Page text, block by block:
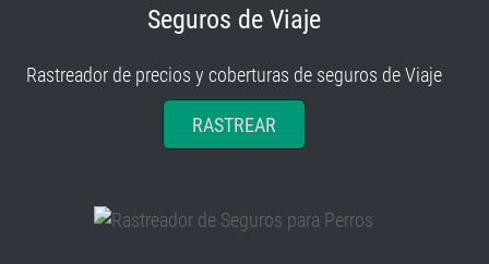
Seguros de Viaje
Rastreador de precios y coberturas de seguros de Viaje
RASTREAR